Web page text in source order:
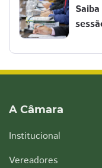
A Câmara
Institucional
Vereadores